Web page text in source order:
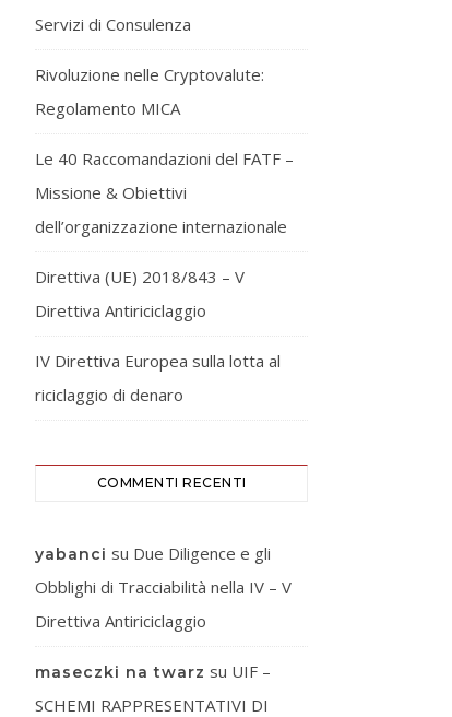
Servizi di Consulenza
Rivoluzione nelle Cryptovalute:
Regolamento MICA
Le 40 Raccomandazioni del FATF –
Missione & Obiettivi
dell’organizzazione internazionale
Direttiva (UE) 2018/843 – V
Direttiva Antiriciclaggio
IV Direttiva Europea sulla lotta al
riciclaggio di denaro
COMMENTI RECENTI
yabanci su Due Diligence e gli
Obblighi di Tracciabilità nella IV – V
Direttiva Antiriciclaggio
maseczki na twarz su UIF –
SCHEMI RAPPRESENTATIVI DI